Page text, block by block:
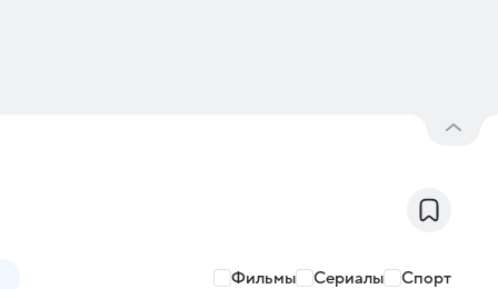
Фильмы Сериалы Спорт